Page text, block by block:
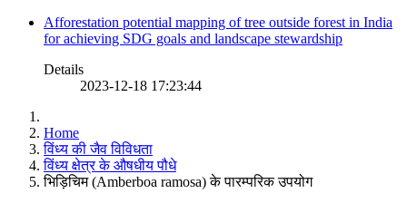
Afforestation potential mapping of tree outside forest in India
for achieving SDG goals and landscape stewardship
Details
2023-12-18 17:23:44
Home
विंध्य की जैव विविधता
विंध्य क्षेत्र के औषधीय पौधे
भिड़िचिम (Amberboa ramosa) के पारम्परिक उपयोग